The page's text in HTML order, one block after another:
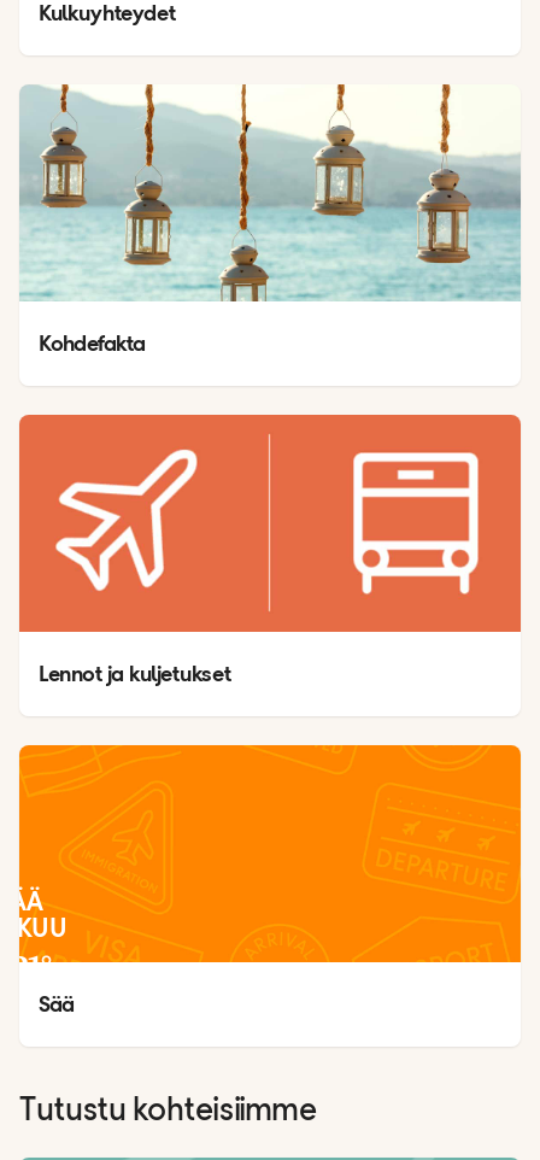
Kulkuyhteydet
Kohdefakta
Lennot ja kuljetukset
31°
22°
Sää
Tutustu kohteisiimme